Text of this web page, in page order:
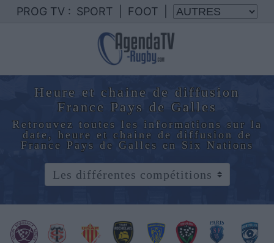
PROG TV : SPORT FOOT
Heure et chaine de diffusion
France Pays de Galles
Retrouvez toutes les informations sur la
date, heure et chaine de diffusion de
France Pays de Galles en Six Nations